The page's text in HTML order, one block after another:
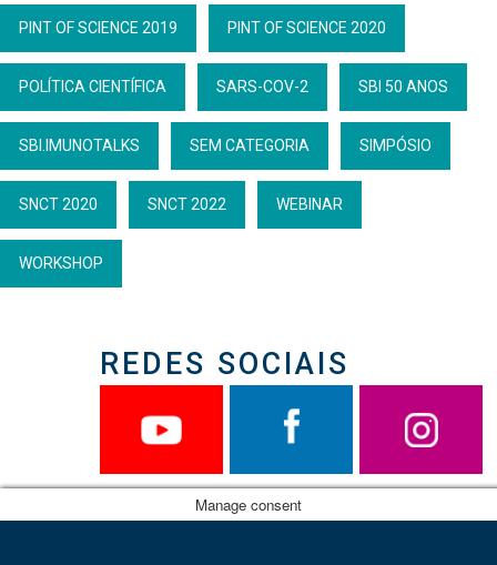
PINT OF SCIENCE 2019 PINT OF SCIENCE 2020
POLÍTICA CIENTÍFICA SARS-COV-2 SBI 50 ANOS
SBI.IMUNOTALKS SEM CATEGORIA SIMPÓSIO
SNCT 2020 SNCT 2022 WEBINAR
WORKSHOP
REDES SOCIAIS
Manage consent